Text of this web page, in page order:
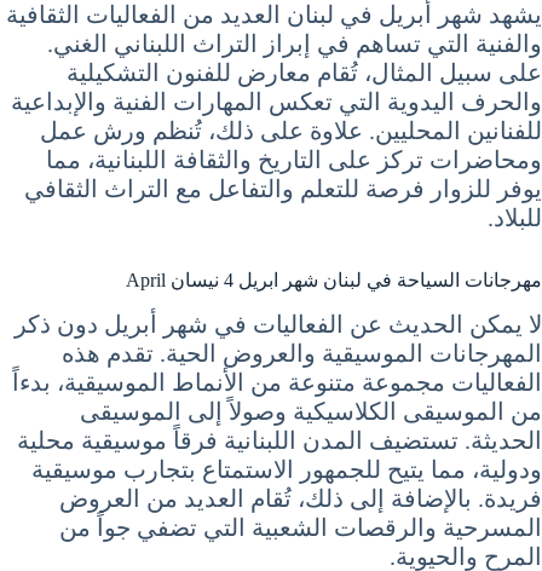
يشهد شهر أبريل في لبنان العديد من الفعاليات الثقافية
والفنية التي تساهم في إبراز التراث اللبناني الغني.
على سبيل المثال، تُقام معارض للفنون التشكيلية
والحرف اليدوية التي تعكس المهارات الفنية والإبداعية
للفنانين المحليين. علاوة على ذلك، تُنظم ورش عمل
ومحاضرات تركز على التاريخ والثقافة اللبنانية، مما
يوفر للزوار فرصة للتعلم والتفاعل مع التراث الثقافي
للبلاد.
مهرجانات السياحة في لبنان شهر ابريل 4 نيسان April
لا يمكن الحديث عن الفعاليات في شهر أبريل دون ذكر
المهرجانات الموسيقية والعروض الحية. تقدم هذه
الفعاليات مجموعة متنوعة من الأنماط الموسيقية، بدءاً
من الموسيقى الكلاسيكية وصولاً إلى الموسيقى
الحديثة. تستضيف المدن اللبنانية فرقاً موسيقية محلية
ودولية، مما يتيح للجمهور الاستمتاع بتجارب موسيقية
فريدة. بالإضافة إلى ذلك، تُقام العديد من العروض
المسرحية والرقصات الشعبية التي تضفي جواً من
المرح والحيوية.